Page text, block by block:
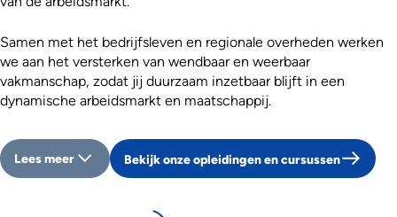
Samen met het bedrijfsleven en regionale overheden werken
we aan het versterken van wendbaar en weerbaar
vakmanschap, zodat jij duurzaam inzetbaar blijft in een
dynamische arbeidsmarkt en maatschappij.
Bekijk onze opleidingen en cursussen
Lees meer